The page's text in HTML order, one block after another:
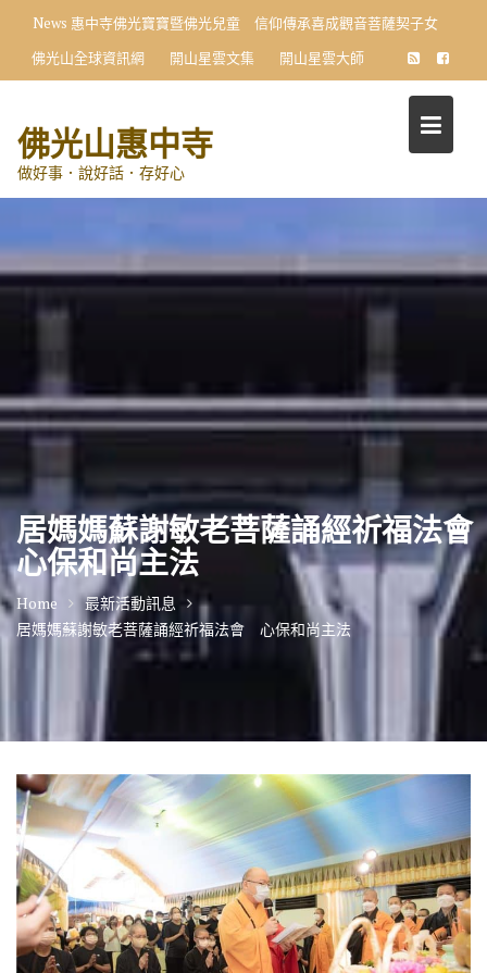
content
News 惠中寺佛光寶寶暨佛光兒童 信仰傳承喜成觀音菩薩契子女
佛光山全球資訊網
開山星雲文集 開山星雲大師
佛光山惠中寺
做好事．說好話．存好心
居媽媽蘇謝敏老菩薩誦經祈福法
心保和尚主法
Home
最新活動訊息
居媽媽蘇謝敏老菩薩誦經祈福法會 心保和尚主法